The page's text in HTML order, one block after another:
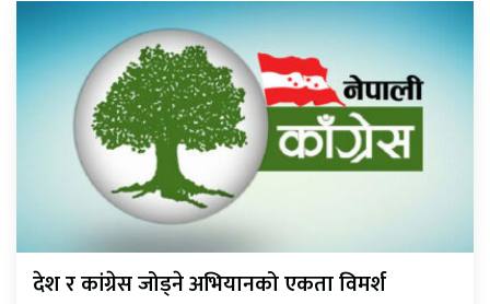
देश र कांग्रेस जोड्ने अभियानको एकता विमर्श